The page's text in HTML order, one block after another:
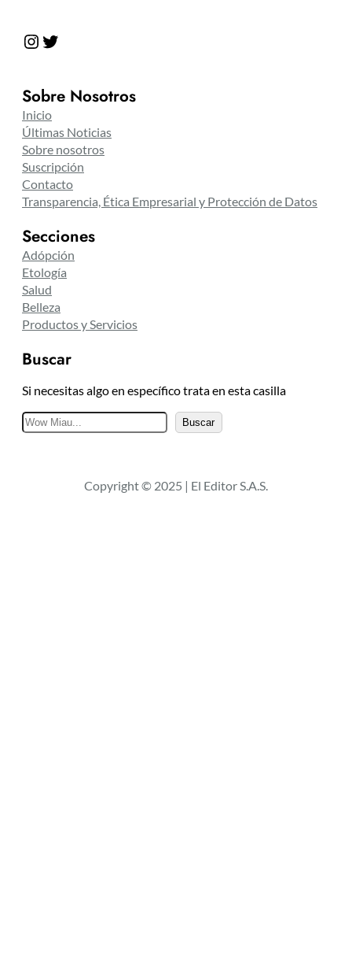
Instagram Twitter
Sobre Nosotros
Inicio
Últimas Noticias
Sobre nosotros
Suscripción
Contacto
Transparencia, Ética Empresarial y Protección de Datos
Secciones
Adópción
Etología
Salud
Belleza
Productos y Servicios
Buscar
Si necesitas algo en específico trata en esta casilla
B
u
a
Buscar
Copyright © 2025 | El Editor S.A.S.